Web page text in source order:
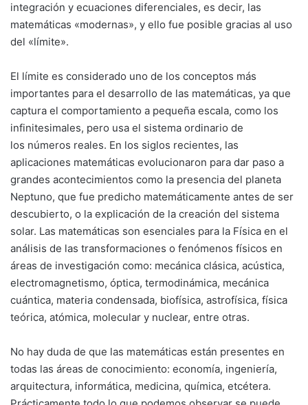
integración y ecuaciones diferenciales, es decir, las
matemáticas «modernas», y ello fue posible gracias al uso
del «límite».
El límite es considerado uno de los conceptos más
importantes para el desarrollo de las matemáticas, ya que
captura el comportamiento a pequeña escala, como los
infinitesimales, pero usa el sistema ordinario de
los números reales. En los siglos recientes, las
aplicaciones matemáticas evolucionaron para dar paso a
grandes acontecimientos como la presencia del planeta
Neptuno, que fue predicho matemáticamente antes de ser
descubierto, o la explicación de la creación del sistema
solar. Las matemáticas son esenciales para la Física en el
análisis de las transformaciones o fenómenos físicos en
áreas de investigación como: mecánica clásica, acústica,
electromagnetismo, óptica, termodinámica, mecánica
cuántica, materia condensada, biofísica, astrofísica, física
teórica, atómica, molecular y nuclear, entre otras.
No hay duda de que las matemáticas están presentes en
todas las áreas de conocimiento: economía, ingeniería,
arquitectura, informática, medicina, química, etcétera.